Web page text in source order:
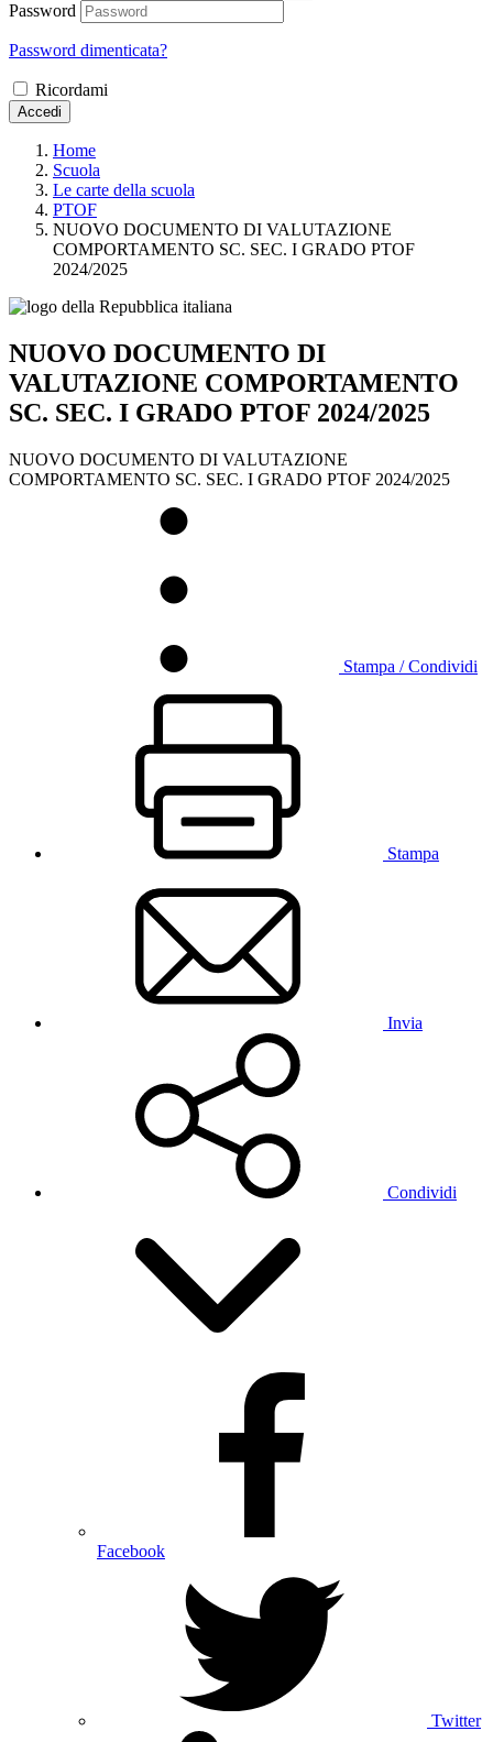
Password
Password dimenticata?
Ricordami
Accedi
Home
Scuola
Le carte della scuola
PTOF
NUOVO DOCUMENTO DI VALUTAZIONE
COMPORTAMENTO SC. SEC. I GRADO PTOF
2024/2025
NUOVO DOCUMENTO DI
VALUTAZIONE COMPORTAMENTO
SC. SEC. I GRADO PTOF 2024/2025
NUOVO DOCUMENTO DI VALUTAZIONE
COMPORTAMENTO SC. SEC. I GRADO PTOF 2024/2025
Stampa / Condividi
Stampa
Invia
Condividi
Facebook
Twitter